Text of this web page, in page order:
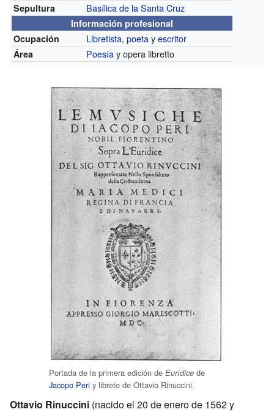
Sepultura Basílica de la Santa Cruz
Información profesional
Ocupación
Libretista,poetayescritor
Área Poesíay opera libretto
Portada de la primera edición de Eurídice de
Jacopo Peri y libreto de Ottavio Rinuccini.
Ottavio Rinuccini (nacido el 20 de enero de 1562 y